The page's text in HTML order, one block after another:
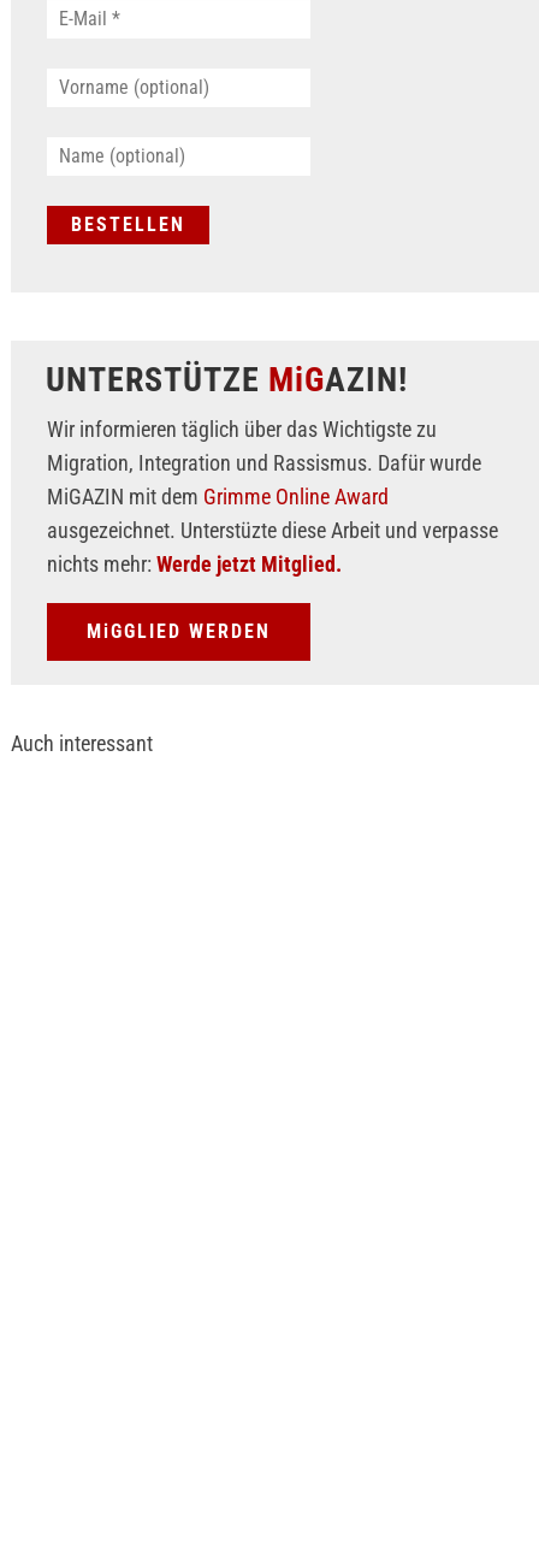
UNTERSTÜTZE MiGAZIN!
Wir informieren täglich über das Wichtigste zu
Migration, Integration und Rassismus. Dafür wurde
MiGAZIN mit dem Grimme Online Award
ausgezeichnet. Unterstüzte diese Arbeit und verpasse
nichts mehr: Werde jetzt Mitglied.
MiGGLIED WERDEN
Auch interessant